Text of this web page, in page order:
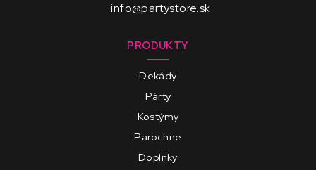
info@partystore.sk
PRODUKTY
Dekády
Párty
Kostýmy
Parochne
Doplnky